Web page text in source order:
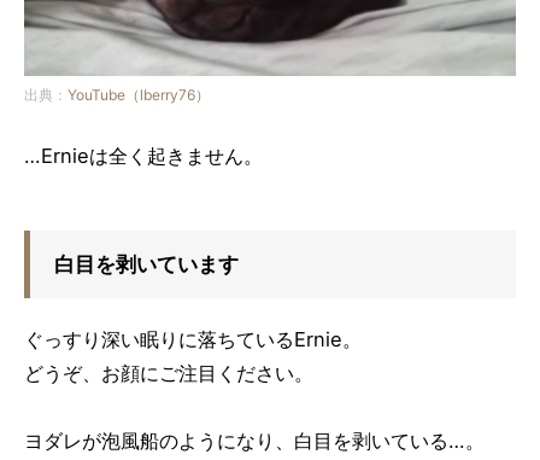
出典： YouTube（lberry76）
…Ernieは全く起きません。
白目を剥いています
ぐっすり深い眠りに落ちているErnie。
どうぞ、お顔にご注目ください。
ヨダレが泡風船のようになり、白目を剥いている…。